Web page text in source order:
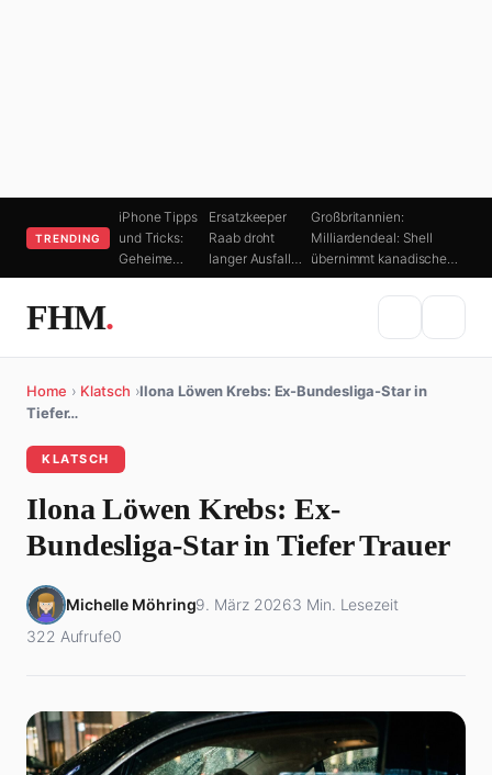
TRENDING
iPhone Tipps
und Tricks:
Geheime…
Ersatzkeeper
Raab droht
langer Ausfall…
Großbritannien:
Milliardendeal: Shell
übernimmt kanadische…
FHM.
Home › Klatsch ›Ilona Löwen Krebs: Ex-Bundesliga-Star in
Tiefer…
KLATSCH
Ilona Löwen Krebs: Ex-
Bundesliga-Star in Tiefer Trauer
Michelle Möhring9. März 20263 Min. Lesezeit
322 Aufrufe0